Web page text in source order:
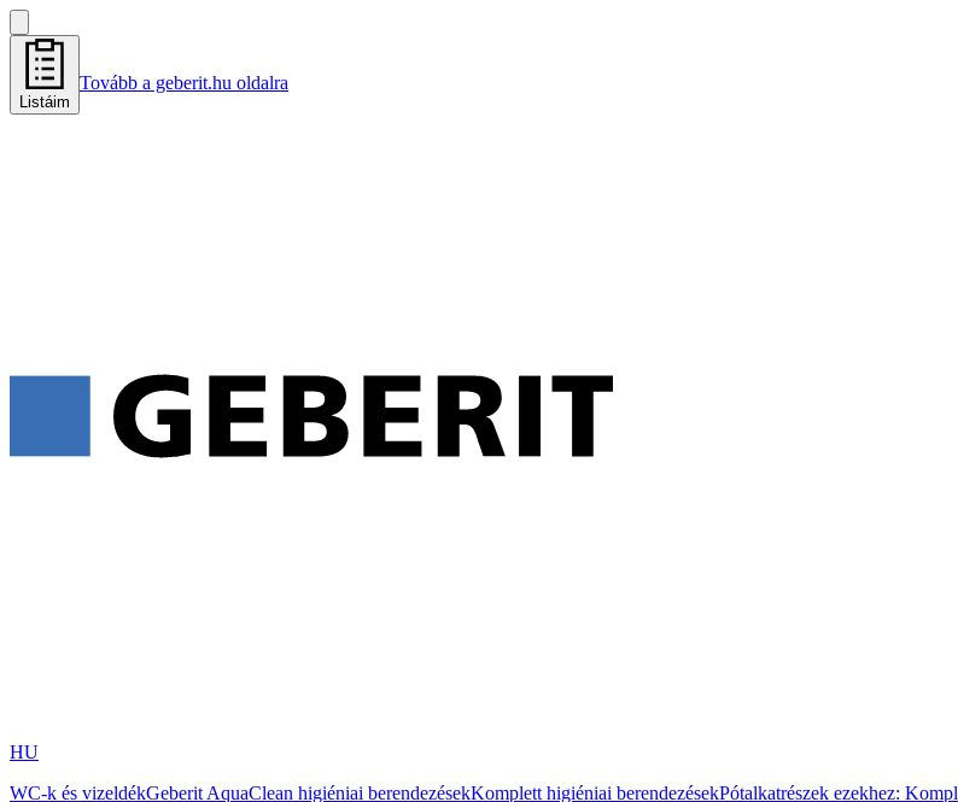
Listáim
Tovább a geberit.hu oldalra
HU
WC-k és vizeldékGeberit AquaClean higiéniai berendezésekKomplett higiéniai berendezésekPótalkatrészek ezekhez: